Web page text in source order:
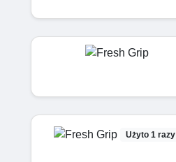
Użyto 1 razy